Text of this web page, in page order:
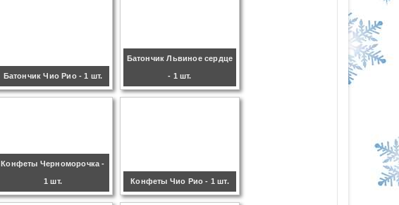
Батончик Чио Рио - 1 шт.
Батончик Львиное сердце
- 1 шт.
Конфеты Черноморочка -
1 шт. Конфеты Чио Рио - 1 шт.